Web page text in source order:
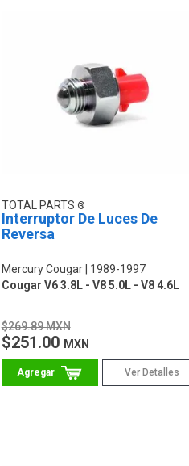
TOTAL PARTS
Interruptor De Luces De
Reversa
Mercury Cougar
1989-1997
Cougar V6 3.8L - V8 5.0L - V8 4.6L
$269.89 MXN
$251.00 MXN
Ver Detalles